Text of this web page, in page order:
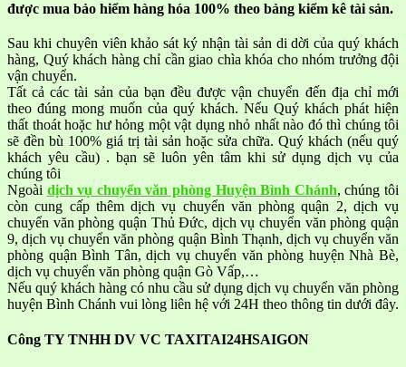
được mua bảo hiểm hàng hóa 100% theo bảng kiểm kê tài sản.
Sau khi chuyên viên khảo sát ký nhận tài sản di dời của quý khách
hàng, Quý khách hàng chỉ cần giao chìa khóa cho nhóm trưởng đội
vận chuyển.
Tất cả các tài sản của bạn đều được vận chuyển đến địa chỉ mới
theo đúng mong muốn của quý khách. Nếu Quý khách phát hiện
thất thoát hoặc hư hỏng một vật dụng nhỏ nhất nào đó thì chúng tôi
sẽ đền bù 100% giá trị tài sản hoặc sửa chữa. Quý khách (nếu quý
khách yêu cầu) . bạn sẽ luôn yên tâm khi sử dụng dịch vụ của
chúng tôi
Ngoài dịch vụ chuyển văn phòng Huyện Bình Chánh, chúng tôi
còn cung cấp thêm dịch vụ chuyển văn phòng quận 2, dịch vụ
chuyển văn phòng quận Thủ Đức, dịch vụ chuyển văn phòng quận
9, dịch vụ chuyển văn phòng quận Bình Thạnh, dịch vụ chuyển văn
phòng quận Bình Tân, dịch vụ chuyển văn phòng huyện Nhà Bè,
dịch vụ chuyển văn phòng quận Gò Vấp,…
Nếu quý khách hàng có nhu cầu sử dụng dịch vụ chuyển văn phòng
huyện Bình Chánh vui lòng liên hệ với 24H theo thông tin dưới đây.
Công TY TNHH DV VC TAXITAI24HSAIGON